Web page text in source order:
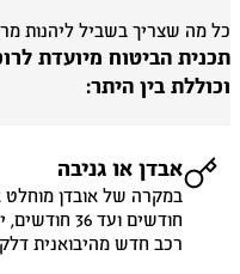
מה שצריך בשביל ליהנות
הביטוח מיועדת
בין היתר:
אבדן או גניבה
חודשים ועד 36
רכב חדש מהיבואנית דלק